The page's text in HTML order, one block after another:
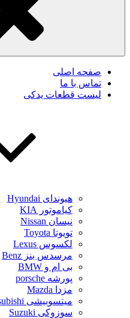
صفحه اصلی
تماس با ما
لیست قطعات یدکی
هیوندای Hyundai
کیاموتور KIA
نیسان Nissan
تویوتا Toyota
لکسوس Lexus
مرسدس بنز Benz
بی ام و BMW
پورشه porsche
مزدا Mazda
میتسوبیشی Mitsubishi
سوزوکی Suzuki